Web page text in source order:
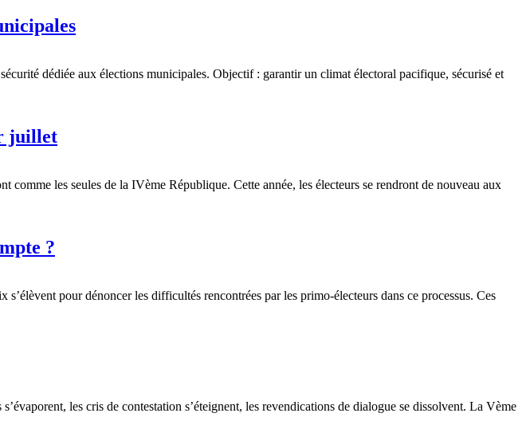
dédiée aux élections municipales. Objectif : garantir un climat électoral pacifique, sécurisé et
juillet
les seules de la IVème République. Cette année, les électeurs se rendront de nouveau aux
?
pour dénoncer les difficultés rencontrées par les primo-électeurs dans ce processus. Ces
les cris de contestation s’éteignent, les revendications de dialogue se dissolvent. La Vème